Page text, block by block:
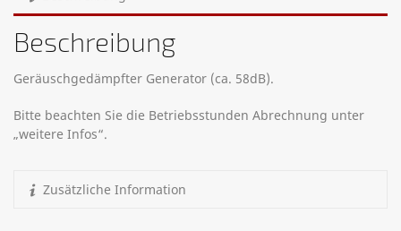
Beschreibung
Geräuschgedämpfter Generator (ca. 58dB).
Bitte beachten Sie die Betriebsstunden Abrechnung unter
„weitere Infos“.
Zusätzliche Information